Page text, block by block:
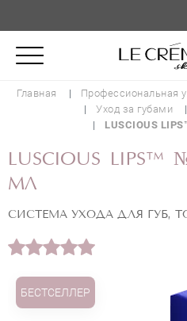
Главная
Профессиональная
Уход за губами
LUSCIOUS
LUSCIOUS LIPS™
МЛ
СИСТЕМА УХОДА ДЛЯ ГУБ,
БЕСТСЕЛЛЕР